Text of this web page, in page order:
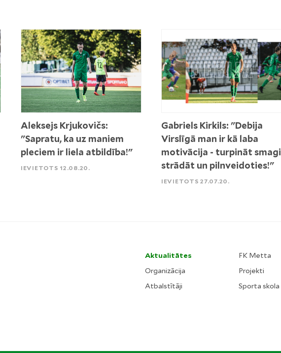
Aleksejs Krjukovičs:
"Sapratu, ka uz maniem
pleciem ir liela atbildība!"
IEVIETOTS 12.08.20.
Gabriels Kirkils: "Debija
Virslīgā man ir kā laba
motivācija - turpināt smagi
strādāt un pilnveidoties!"
IEVIETOTS 27.07.20.
Aktualitātes
Organizācija
Atbalstītāji
FK Metta
Projekti
Sporta skola